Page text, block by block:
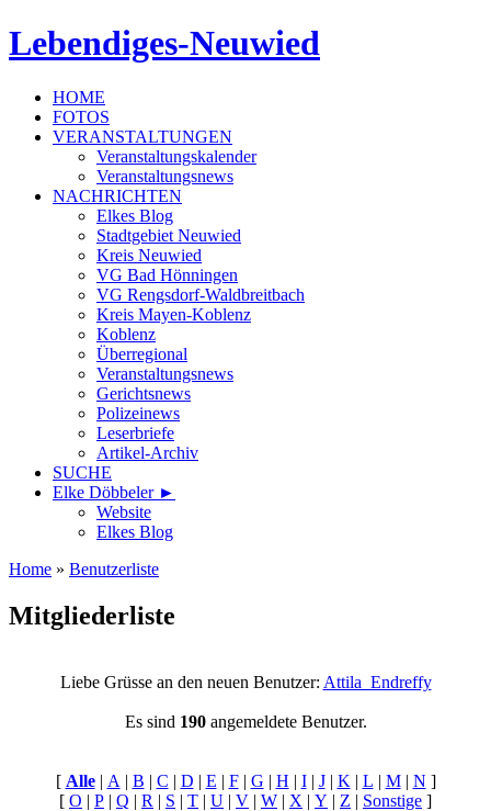
Lebendiges-Neuwied
HOME
FOTOS
VERANSTALTUNGEN
Veranstaltungskalender
Veranstaltungsnews
NACHRICHTEN
Elkes Blog
Stadtgebiet Neuwied
Kreis Neuwied
VG Bad Hönningen
VG Rengsdorf-Waldbreitbach
Kreis Mayen-Koblenz
Koblenz
Überregional
Veranstaltungsnews
Gerichtsnews
Polizeinews
Leserbriefe
Artikel-Archiv
SUCHE
Elke Döbbeler ►
Website
Elkes Blog
Home » Benutzerliste
Mitgliederliste
Liebe Grüsse an den neuen Benutzer: Attila_Endreffy
Es sind 190angemeldete Benutzer.
[ Alle| A | B | C | D | E | F| G | H | I| J| K | L | M| N ]
[ O | P | Q | R | S | T | U | V | W | X | Y | Z | Sonstige ]